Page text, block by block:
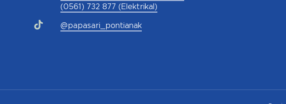
(0561) 732 877 (Elektrikal)
@papasari_pontianak